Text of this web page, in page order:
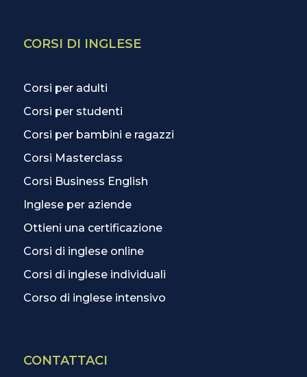
CORSI DI INGLESE
Corsi per adulti
Corsi per studenti
Corsi per bambini e ragazzi
Corsi Masterclass
Corsi Business English
Inglese per aziende
Ottieni una certificazione
Corsi di inglese online
Corsi di inglese individuali
Corso di inglese intensivo
CONTATTACI